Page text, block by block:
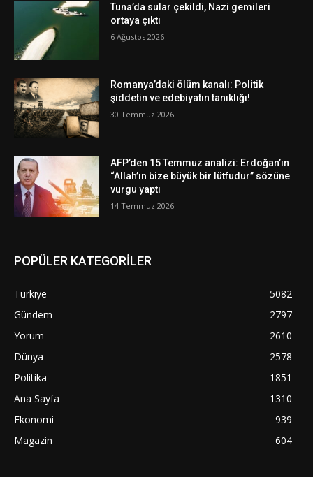
Tuna’da sular çekildi, Nazi gemileri
ortaya çıktı
6 Ağustos 2026
Romanya’daki ölüm kanalı: Politik
şiddetin ve edebiyatın tanıklığı!
30 Temmuz 2026
AFP’den 15 Temmuz analizi: Erdoğan’ın
“Allah’ın bize büyük bir lütfudur” sözüne
vurgu yaptı
14 Temmuz 2026
POPÜLER KATEGORİLER
Türkiye
5082
Gündem
2797
Yorum
2610
Dünya
2578
Politika
1851
Ana Sayfa
1310
Ekonomi
939
Magazin
604